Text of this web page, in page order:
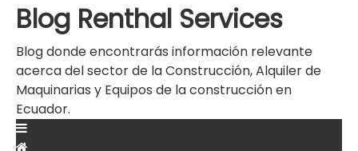
Blog Renthal Services
Blog donde encontrarás información relevante
acerca del sector de la Construcción, Alquiler de
Maquinarias y Equipos de la construcción en
Ecuador.